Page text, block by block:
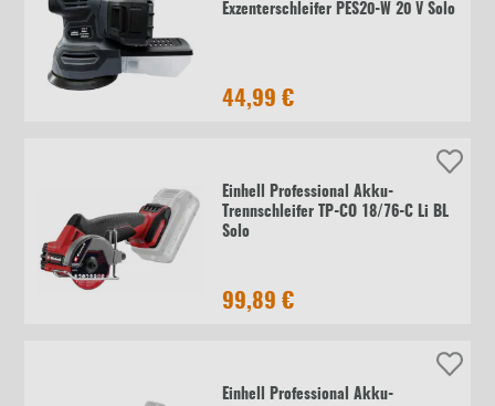
Exzenterschleifer PES20-W 20 V Solo
44,99 €
Einhell Professional Akku-
Trennschleifer TP-CO 18/76-C Li BL
Solo
99,89 €
Einhell Professional Akku-